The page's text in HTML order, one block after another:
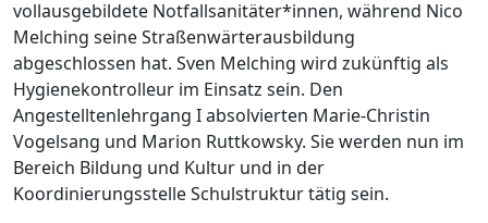
vollausgebildete Notfallsanitäter*innen, während Nico
Melching seine Straßenwärterausbildung
abgeschlossen hat. Sven Melching wird zukünftig als
Hygienekontrolleur im Einsatz sein. Den
Angestelltenlehrgang I absolvierten Marie-Christin
Vogelsang und Marion Ruttkowsky. Sie werden nun im
Bereich Bildung und Kultur und in der
Koordinierungsstelle Schulstruktur tätig sein.